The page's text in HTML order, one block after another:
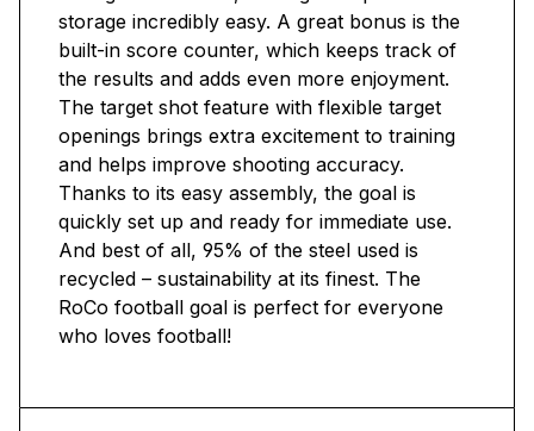
storage incredibly easy. A great bonus is the
built-in score counter, which keeps track of
the results and adds even more enjoyment.
The target shot feature with flexible target
openings brings extra excitement to training
and helps improve shooting accuracy.
Thanks to its easy assembly, the goal is
quickly set up and ready for immediate use.
And best of all, 95% of the steel used is
recycled – sustainability at its finest. The
RoCo football goal is perfect for everyone
who loves football!